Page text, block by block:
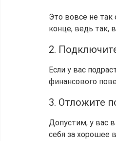
Это вовсе не так
конце, ведь так,
2.
Если у вас
финансового
3. Отложите
Допустим, у вас
себя за хорошее